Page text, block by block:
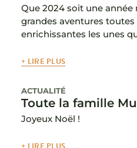
Que 2024 soit une
grandes aventures
enrichissantes les unes
+ LIRE PLUS
ACTUALITÉ
Toute la famille
Joyeux Noël !